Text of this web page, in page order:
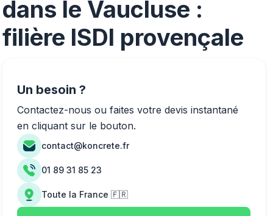
dans le Vaucluse :
filière ISDI provençale
Un besoin ?
Contactez-nous ou faites votre devis instantané
en cliquant sur le bouton.
contact@koncrete.fr
01 89 31 85 23
Toute la France 🇫🇷